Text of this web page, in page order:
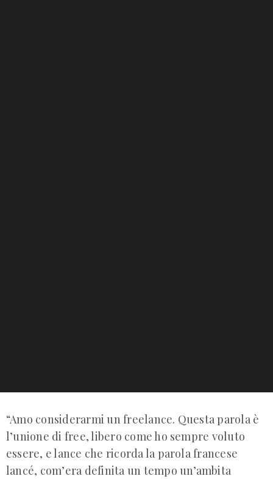
“Amo considerarmi un freelance. Questa parola è
l’unione di free, libero come ho sempre voluto
essere, e lance che ricorda la parola francese
lancé, com’era definita un tempo un’ambita